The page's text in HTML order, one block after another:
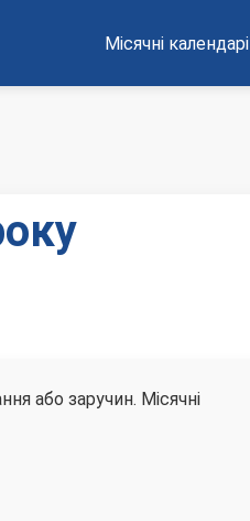
Місячні календарі
або заручин. Місячні